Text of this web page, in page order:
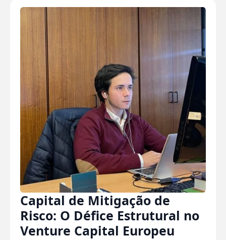
Capital de Mitigação de
Risco: O Défice Estrutural no
Venture Capital Europeu